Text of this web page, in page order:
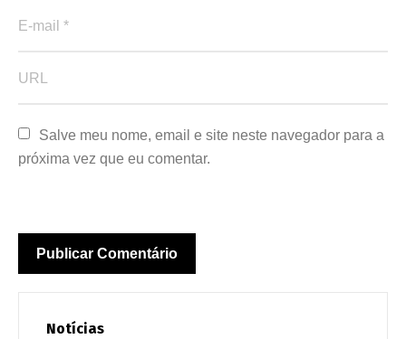
Salve meu nome, email e site neste navegador para a
próxima vez que eu comentar.
Notícias